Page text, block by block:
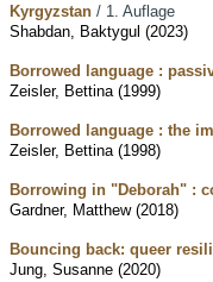
Kyrgyzstan / 1. Auflage
Shabdan, Baktygul (2023)
Borrowed language :
Zeisler, Bettina (1999)
Borrowed language : the
Zeisler, Bettina (1998)
Borrowing in "Deborah" :
Gardner, Matthew (2018)
Bouncing back: queer
Jung, Susanne (2020)